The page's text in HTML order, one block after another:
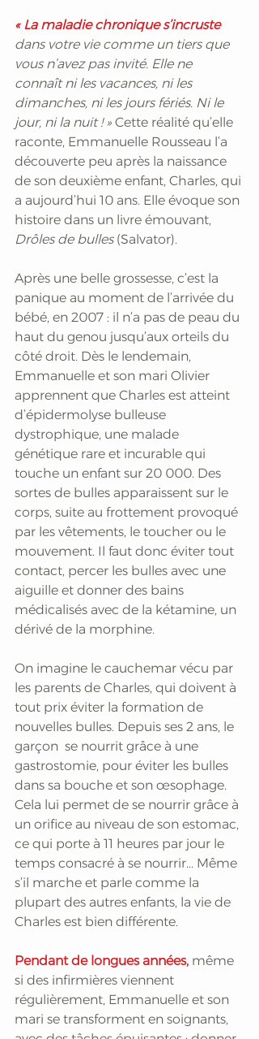
« La maladie chronique s’incruste
dans votre vie comme un tiers que
vous n’avez pas invité. Elle ne
connaît ni les vacances, ni les
dimanches, ni les jours fériés. Ni le
jour, ni la nuit ! » Cette réalité qu’elle
raconte, Emmanuelle Rousseau l’a
découverte peu après la naissance
de son deuxième enfant, Charles, qui
a aujourd’hui 10 ans. Elle évoque son
histoire dans un livre émouvant,
Drôles de bulles (Salvator).
Après une belle grossesse, c’est la
panique au moment de l’arrivée du
bébé, en 2007 : il n’a pas de peau du
haut du genou jusqu’aux orteils du
côté droit. Dès le lendemain,
Emmanuelle et son mari Olivier
apprennent que Charles est atteint
d’épidermolyse bulleuse
dystrophique, une malade
génétique rare et incurable qui
touche un enfant sur 20 000. Des
sortes de bulles apparaissent sur le
corps, suite au frottement provoqué
par les vêtements, le toucher ou le
mouvement. Il faut donc éviter tout
contact, percer les bulles avec une
aiguille et donner des bains
médicalisés avec de la kétamine, un
dérivé de la morphine.
On imagine le cauchemar vécu par
les parents de Charles, qui doivent à
tout prix éviter la formation de
nouvelles bulles. Depuis ses 2 ans, le
garçon  se nourrit grâce à une
gastrostomie, pour éviter les bulles
dans sa bouche et son œsophage.
Cela lui permet de se nourrir grâce à
un orifice au niveau de son estomac,
ce qui porte à 11 heures par jour le
temps consacré à se nourrir... Même
s’il marche et parle comme la
plupart des autres enfants, la vie de
Charles est bien différente.
Pendant de longues années, même
si des infirmières viennent
régulièrement, Emmanuelle et son
mari se transforment en soignants,